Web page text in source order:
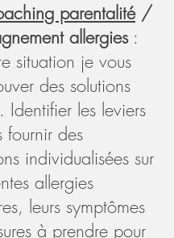
parentalité/
allergies:
situation je vous
des solutions
Identifier les leviers
fournir des
individualisées sur
allergies
leurs symptômes
à prendre pour